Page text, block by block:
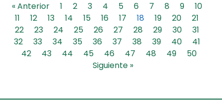
« Anterior 1 2 3 4 5 6 7 8 9
10
11
12 13 14 15 16 17 18 19 20
21
22
23 24 25 26 27 28 29 30
31
32
33 34 35 36 37 38 39 40
41
42
43 44 45 46 47 48 49
50
Siguiente »